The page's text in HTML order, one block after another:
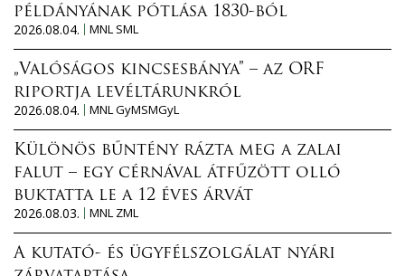
példányának pótlása 1830-ból
2026.08.04.
MNL SML
„Valóságos kincsesbánya” – az ORF
riportja levéltárunkról
2026.08.04.
MNL GyMSMGyL
Különös bűntény rázta meg a zalai
falut – egy cérnával átfűzött olló
buktatta le a 12 éves árvát
2026.08.03.
MNL ZML
A kutató- és ügyfélszolgálat nyári